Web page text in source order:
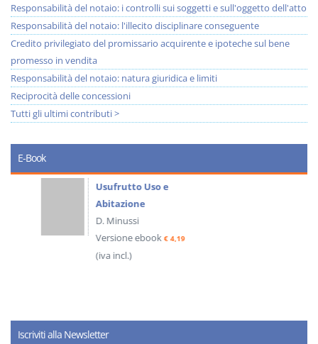
Responsabilità del notaio: i controlli sui soggetti e sull'oggetto dell'atto
Responsabilità del notaio: l'illecito disciplinare conseguente
Credito privilegiato del promissario acquirente e ipoteche sul bene
promesso in vendita
Responsabilità del notaio: natura giuridica e limiti
Reciprocità delle concessioni
Tutti gli ultimi contributi >
E-Book
Usufrutto Uso e
Abitazione
D. Minussi
Versione ebook€ 4,19
(iva incl.)
Iscriviti alla Newsletter